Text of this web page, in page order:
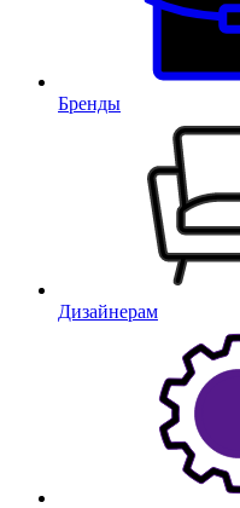
Бренды
Дизайнерам